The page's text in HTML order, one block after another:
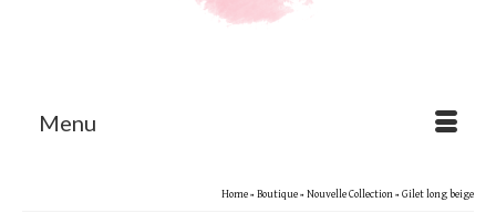
Menu
Home » Boutique » Nouvelle Collection » Gilet long beige